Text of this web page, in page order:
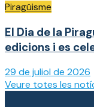
Piragüisme
El Dia de la
edicions i es
29 de juliol de 2026
Veure totes les